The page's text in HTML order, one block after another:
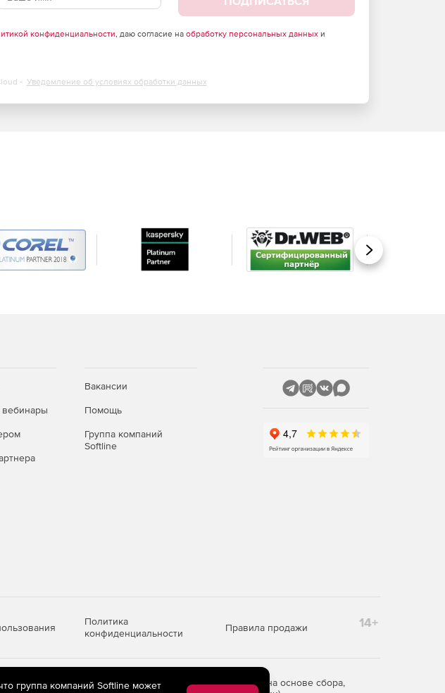
конфиденциальности, даю согласие на обработку персональных данныхи
- Уведомление об условиях обработки данных
Вперед
Вакансии
Помощь
Группа компаний
Softline
Политика
конфиденциальности
Правила продажи 14+
технологии предоставления информации на основе сбора,
группа компаний Softline может